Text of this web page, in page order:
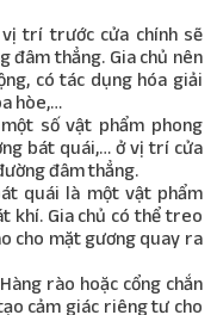
vị trí trước cửa chính sẽ
đâm thẳng. Gia chủ nên
có tác dụng hóa giải
hòe,…
số vật phẩm phong
bát quái,… ở vị trí cửa
đâm thẳng.
quái là một vật phẩm
khí. Gia chủ có thể treo
cho mặt gương quay ra
rào hoặc cổng chắn
cảm giác riêng tư cho